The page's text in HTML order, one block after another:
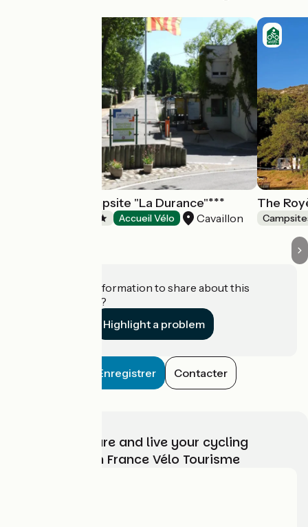
Inter-Town Campsite "La Durance"***
Accueil Vélo Cavaillon
The
Do you have information to share about this
establishment?
Highlight a problem
Enregistrer Contacter
Choose, prepare and live your cycling
adventure with France Vélo Tourisme